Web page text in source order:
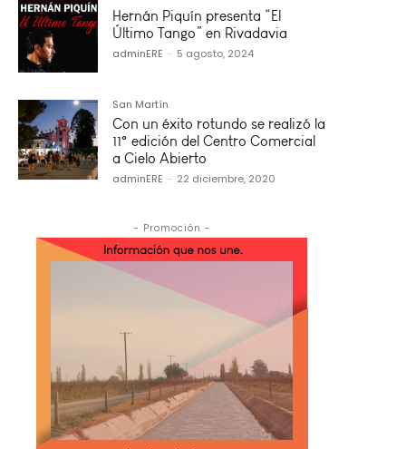
Hernán Piquín presenta “El
Último Tango” en Rivadavia
adminERE - 5 agosto, 2024
San Martín
Con un éxito rotundo se realizó la
11° edición del Centro Comercial
a Cielo Abierto
adminERE - 22 diciembre, 2020
- Promoción -